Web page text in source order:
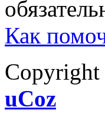
Как
uCoz